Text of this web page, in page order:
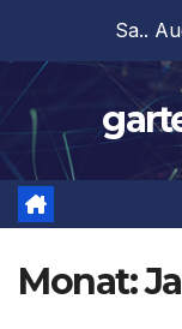
springen
Sa..
Monat: